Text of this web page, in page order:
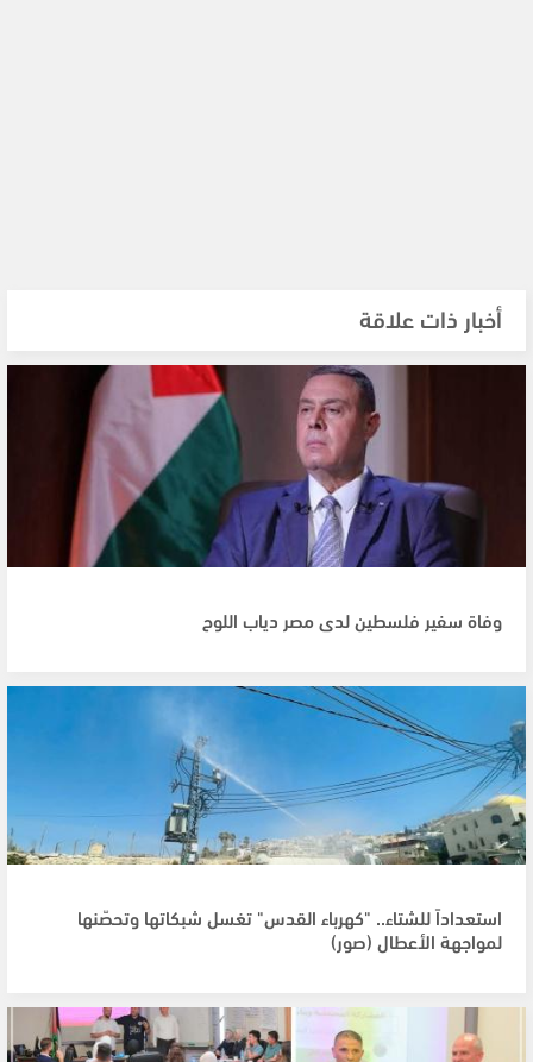
أخبار ذات علاقة
وفاة سفير فلسطين لدى مصر دياب اللوح
استعداداً للشتاء.. "كهرباء القدس" تغسل شبكاتها وتحصّنها
لمواجهة الأعطال (صور)